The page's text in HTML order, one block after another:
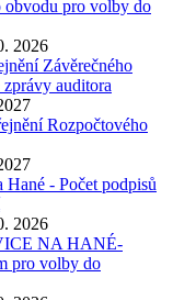
pro volby do
2026
Závěrečného
auditora
Rozpočtového
- Počet podpisů
2026
NA HANÉ-
pro volby do